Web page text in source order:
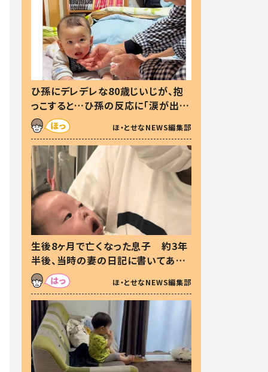
ひ孫にデレデレな80歳じいじが、抱
っこすると…ひ孫の反応に「涙が出ま
した」「可愛くて仕方ない」
ほ・とせなNEWS編集部
生後8ヶ月で亡くなった息子 約3年
半後、当時の妻の日記に書いてあっ
た本音とは
ほ・とせなNEWS編集部